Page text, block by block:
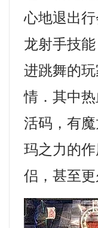
心地退出
龙射手技
进跳舞的
情．其中
活码，有
玛之力的
侣，甚至更